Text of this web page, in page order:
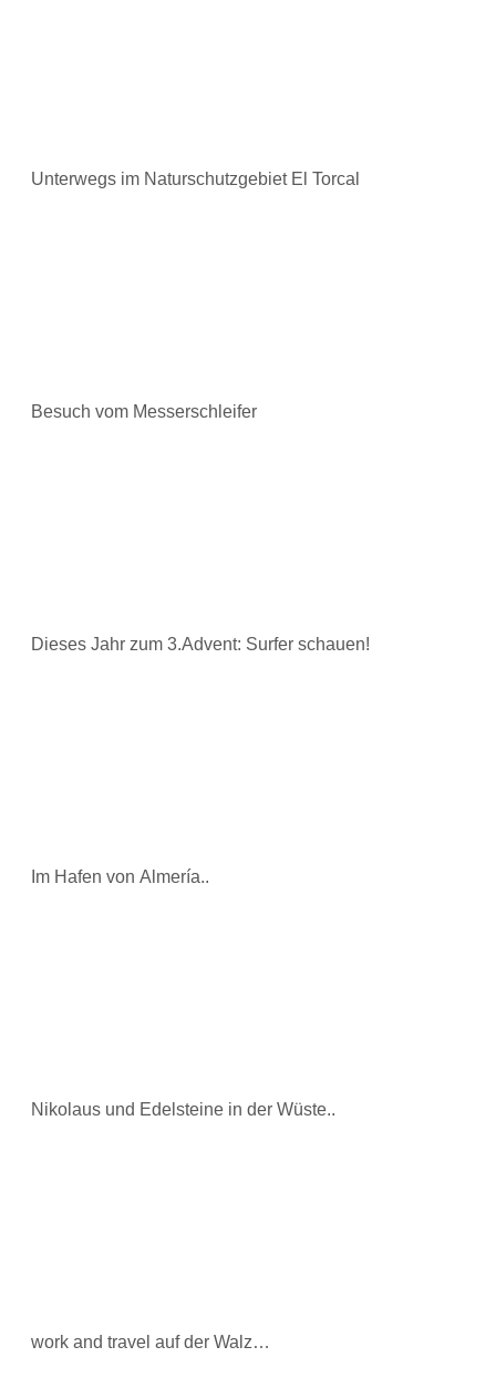
Unterwegs im Naturschutzgebiet El Torcal
Besuch vom Messerschleifer
Dieses Jahr zum 3.Advent: Surfer schauen!
Im Hafen von Almería..
Nikolaus und Edelsteine in der Wüste..
work and travel auf der Walz…